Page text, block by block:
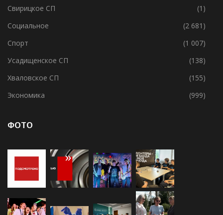
Разное
(667)
Свирицкое СП
(1)
Социальное
(2 681)
Спорт
(1 007)
Усадищенское СП
(138)
Хваловское СП
(155)